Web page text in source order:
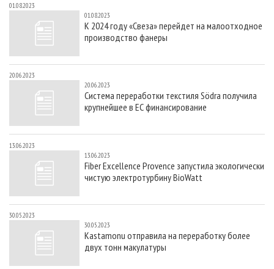
01.08.2023
01.08.2023
К 2024 году «Свеза» перейдет на малоотходное
производство фанеры
20.06.2023
20.06.2023
Система переработки текстиля Södra получила
крупнейшее в ЕС финансирование
13.06.2023
13.06.2023
Fiber Excellence Provence запустила экологически
чистую электротурбину BioWatt
30.05.2023
30.05.2023
Kastamonu отправила на переработку более
двух тонн макулатуры